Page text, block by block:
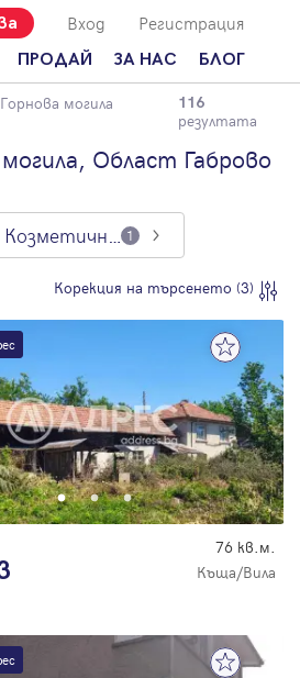
Вход Регистрация
ПРОДАЙ
Добави
Защо да
Адрес?
ЗА НАС
Наши офиси
Кариери
Мениджмънт
Франчайз
въпроси
БЛОГ
За продавачи
За купувачи
кредитиране
За
наематели
Анализ на
Новини
Горнова могила
116
резултата
Област Габрово
Козметично/Фризьорско студио 1
Корекция на търсенето (3)
76 кв.м.
Къща/Вила